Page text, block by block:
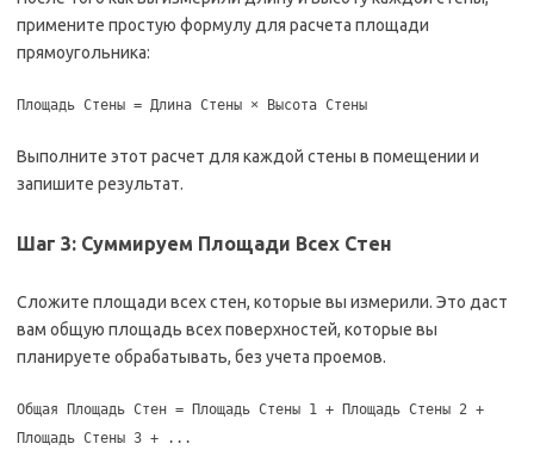
примените простую формулу для расчета площади
прямоугольника:
Площадь Стены = Длина Стены × Высота Стены
Выполните этот расчет для каждой стены в помещении и
запишите результат.
Шаг 3: Суммируем Площади Всех Стен
Сложите площади всех стен, которые вы измерили. Это даст
вам общую площадь всех поверхностей, которые вы
планируете обрабатывать, без учета проемов.
Общая Площадь Стен = Площадь Стены 1 + Площадь Стены 2 +
Площадь Стены 3 + ...